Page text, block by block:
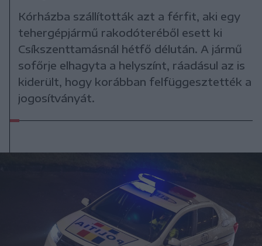
Kórházba szállították azt a férfit, aki egy
tehergépjármű rakodóteréből esett ki
Csíkszenttamásnál hétfő délután. A jármű
sofőrje elhagyta a helyszínt, ráadásul az is
kiderült, hogy korábban felfüggesztették a
jogosítványát.